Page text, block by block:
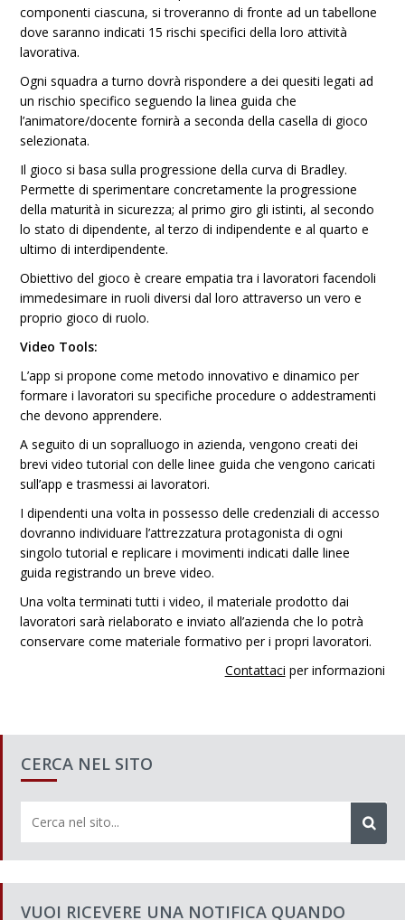
componenti ciascuna, si troveranno di fronte ad un tabellone
dove saranno indicati 15 rischi specifici della loro attività
lavorativa.
Ogni squadra a turno dovrà rispondere a dei quesiti legati ad
un rischio specifico seguendo la linea guida che
l’animatore/docente fornirà a seconda della casella di gioco
selezionata.
Il gioco si basa sulla progressione della curva di Bradley.
Permette di sperimentare concretamente la progressione
della maturità in sicurezza; al primo giro gli istinti, al secondo
lo stato di dipendente, al terzo di indipendente e al quarto e
ultimo di interdipendente.
Obiettivo del gioco è creare empatia tra i lavoratori facendoli
immedesimare in ruoli diversi dal loro attraverso un vero e
proprio gioco di ruolo.
Video Tools:
L’app si propone come metodo innovativo e dinamico per
formare i lavoratori su specifiche procedure o addestramenti
che devono apprendere.
A seguito di un sopralluogo in azienda, vengono creati dei
brevi video tutorial con delle linee guida che vengono caricati
sull’app e trasmessi ai lavoratori.
I dipendenti una volta in possesso delle credenziali di accesso
dovranno individuare l’attrezzatura protagonista di ogni
singolo tutorial e replicare i movimenti indicati dalle linee
guida registrando un breve video.
Una volta terminati tutti i video, il materiale prodotto dai
lavoratori sarà rielaborato e inviato all’azienda che lo potrà
conservare come materiale formativo per i propri lavoratori.
Contattaci per informazioni
CERCA NEL SITO
VUOI RICEVERE UNA NOTIFICA QUANDO